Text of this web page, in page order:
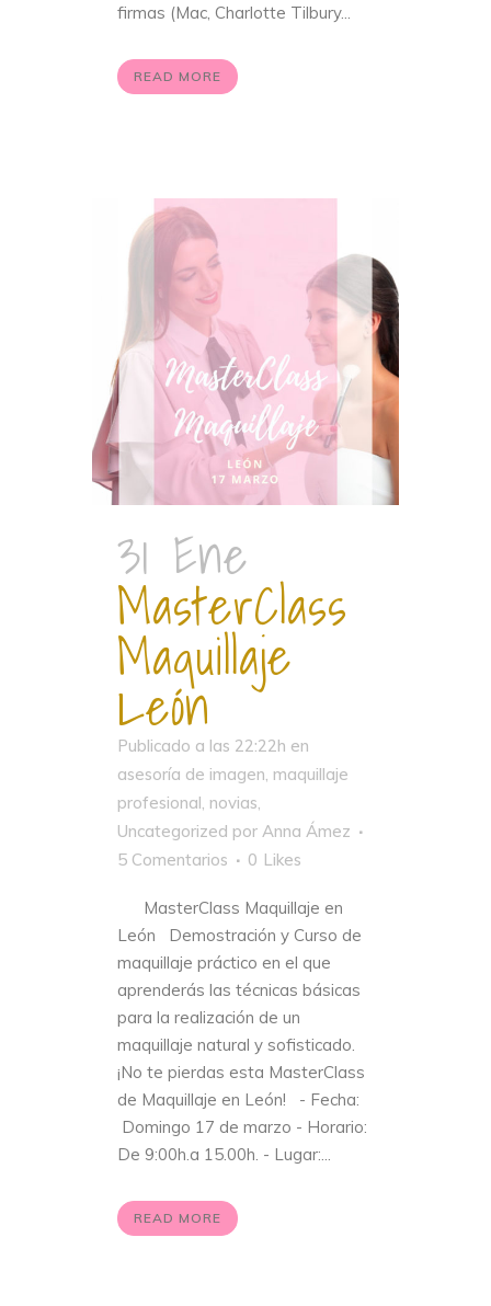
firmas (Mac, Charlotte Tilbury...
READ MORE
31 Ene
MasterClass
Maquillaje
León
Publicado a las 22:22h en
asesoría de imagen maquillaje
profesional novias
Uncategorized por Anna Ámez
5 Comentarios
0 Likes
MasterClass Maquillaje en
León Demostración y Curso de
maquillaje práctico en el que
aprenderás las técnicas básicas
para la realización de un
maquillaje natural y sofisticado.
¡No te pierdas esta MasterClass
de Maquillaje en León! - Fecha:
Domingo 17 de marzo - Horario:
De 9:00h.a 15.00h. - Lugar:...
READ MORE